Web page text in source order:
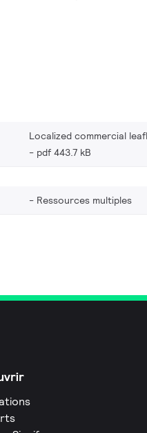
Localized commercial
pdf 443.7 kB
Ressources multiples